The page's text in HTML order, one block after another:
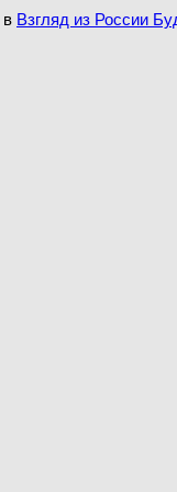
в Взгляд из России